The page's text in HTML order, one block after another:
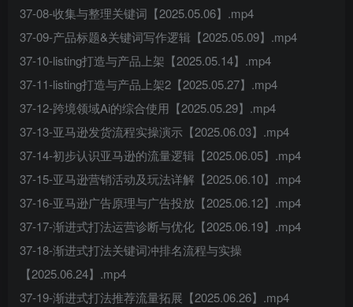
37-08-收集与整理关键词【2025.05.06】.mp4
37-09-产品标题&关键词写作逻辑【2025.05.09】.mp4
37-10-listing打造与产品上架【2025.05.14】.mp4
37-11-listing打造与产品上架2【2025.05.27】.mp4
37-12-跨境领域Ai的综合使用【2025.05.29】.mp4
37-13-亚马逊发货流程实操演示【2025.06.03】.mp4
37-14-初步认识亚马逊的流量逻辑【2025.06.05】.mp4
37-15-亚马逊营销活动及玩法详解【2025.06.10】.mp4
37-16-亚马逊广告原理与广告投放【2025.06.12】.mp4
37-17-渐进式打法运营诊断与优化【2025.06.19】.mp4
37-18-渐进式打法关键词冲排名流程与实操
【2025.06.24】.mp4
37-19-渐进式打法推荐流量拓展【2025.06.26】.mp4